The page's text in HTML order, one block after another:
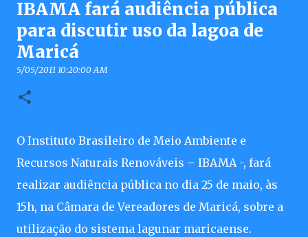
IBAMA fará audiência pública
para discutir uso da lagoa de
Maricá
5/05/2011 10:20:00 AM
O Instituto Brasileiro de Meio Ambiente e
Recursos Naturais Renováveis – IBAMA -, fará
realizar audiência pública no dia 25 de maio, às
15h, na Câmara de Vereadores de Maricá, sobre a
utilização do sistema lagunar maricaense.